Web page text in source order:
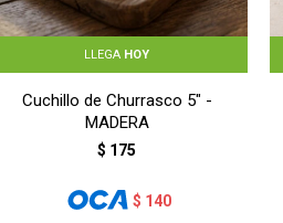
LLEGA HOY
Cuchillo de Churrasco 5" -
MADERA
$ 175
$ 140